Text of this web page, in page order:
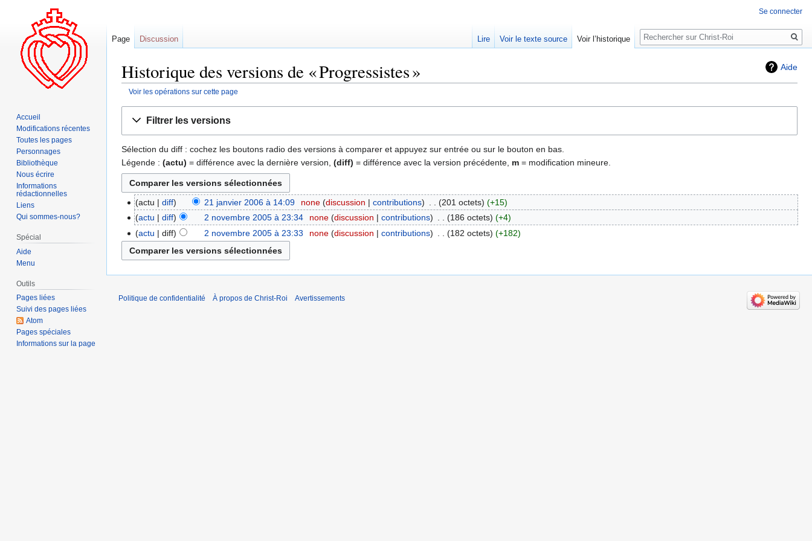
Aide
Historique des versions de « Progressistes »
Voir les opérations sur cette page
navigation
recherche
Filtrer les versions
Sélection du diff : cochez les boutons radio des versions à comparer et appuyez sur entrée ou sur le bouton en bas.
Légende : (actu) = différence avec la dernière version, (diff) = différence avec la version précédente, m = modification mineure.
actu diff 21 janvier 2006 à 14:09 none discussion contributions 201 octets
+15
actu
diff 2 novembre 2005 à 23:34 none discussion contributions 186 octets
+4
actu
diff 2 novembre 2005 à 23:33 none discussion contributions 182 octets +182
Se connecter
Page Discussion Lire Voir le texte source Voir l’historique
Rechercher
Accueil
Modifications récentes
Toutes les pages
Personnages
Bibliothèque
Nous écrire
Informations
rédactionnelles
Liens
Qui sommes-nous?
Spécial
Aide
Menu
Outils
Pages liées
Suivi des pages liées
Atom
Pages spéciales
Informations sur la page
Politique de confidentialité À propos de Christ-Roi Avertissements